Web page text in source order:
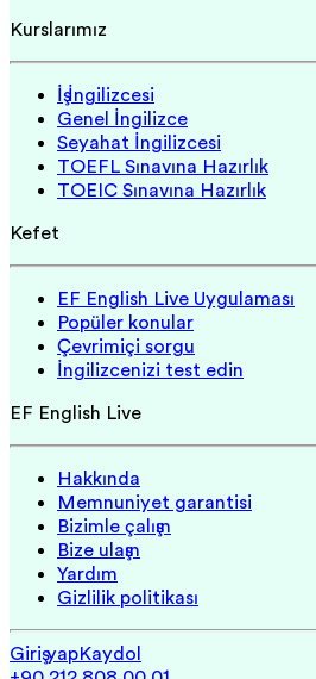
Kurslarımız
İş İngilizcesi
Genel İngilizce
Seyahat İngilizcesi
TOEFL Sınavına Hazırlık
TOEIC Sınavına Hazırlık
Keşfet
EF English Live Uygulaması
Popüler konular
Çevrimiçi sorgu
İngilizcenizi test edin
EF English Live
Hakkında
Memnuniyet garantisi
Bizimle çalışın
Bize ulaşın
Yardım
Gizlilik politikası
Giriş yapKaydol